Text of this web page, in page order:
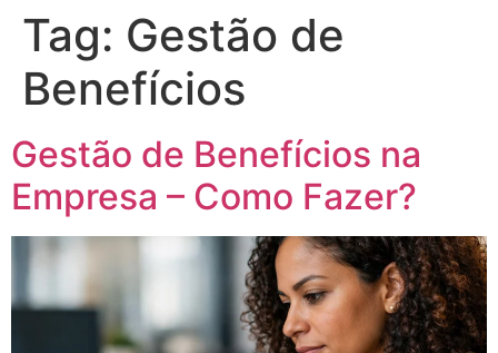
Tag: Gestão de
Benefícios
Gestão de Benefícios na
Empresa – Como Fazer?